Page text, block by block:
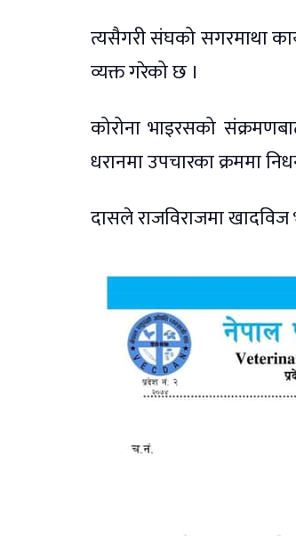
त्यसैगरी संघको सगरमाथा
व्यक्त गरेको छ ।
कोरोना भाइरसको
धरानमा उपचारका क्रममा
दासले राजविराजमा